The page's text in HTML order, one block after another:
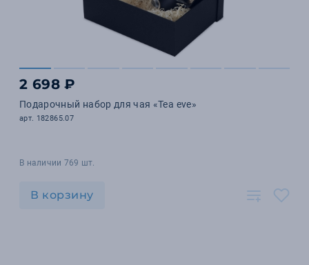
2 698 ₽
Подарочный набор для чая «Tea eve»
арт. 182865.07
В наличии 769 шт.
В корзину